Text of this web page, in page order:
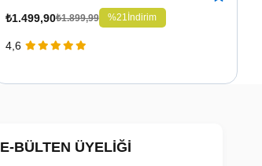
₺1.499,90₺1.899,99 %21 İndirim
4,6
E-BÜLTEN ÜYELİĞİ